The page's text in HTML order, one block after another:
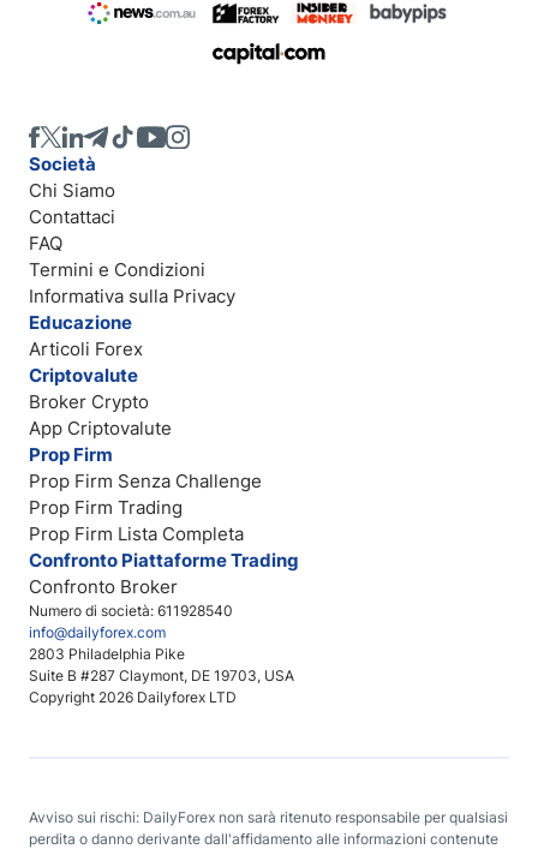
Numero di società: 611928540
info@dailyforex.com
2803 Philadelphia Pike
Suite B #287 Claymont, DE 19703, USA
Copyright 2026 Dailyforex LTD
Società
Chi Siamo
Contattaci
FAQ
Termini e Condizioni
Informativa sulla Privacy
Educazione
Articoli Forex
Criptovalute
Broker Crypto
App Criptovalute
Prop Firm
Prop Firm Senza Challenge
Prop Firm Trading
Prop Firm Lista Completa
Confronto Piattaforme Trading
Confronto Broker
Avviso sui rischi: DailyForex non sarà ritenuto responsabile per qualsiasi
perdita o danno derivante dall'affidamento alle informazioni contenute